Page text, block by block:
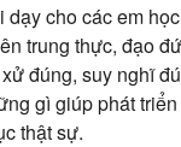
dạy cho các em
trung thực, đạo
đúng, suy nghĩ
gì giúp phát
thật sự.